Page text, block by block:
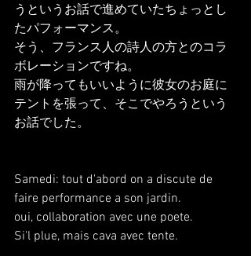
うというお話で進めていたちょっとし
たパフォーマンス。
そう、フランス人の詩人の方とのコラ
ボレーションですね。
雨が降ってもいいように彼女のお庭に
テントを張って、そこでやろうという
お話でした。
Samedi: tout d'abord on a discute de
faire performance a son jardin.
oui, collaboration avec une poete.
Si'l plue, mais cava avec tente.